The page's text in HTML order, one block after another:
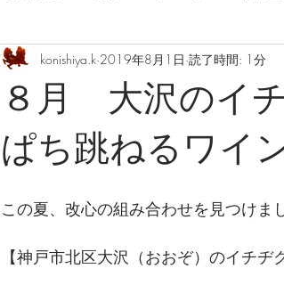
８月 大沢のイ
ぱち跳ねるワイ
konishiya.k 2019年8月1日 読了時間: 1分
この夏、改心の組み合わせを見つけま
【神戸市北区大沢（おおぞ）のイチヂ